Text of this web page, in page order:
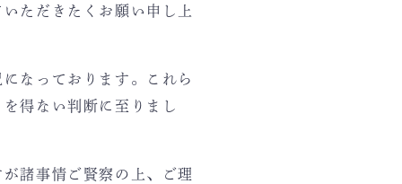
ただきたくお願い申し上
なっております。これら
得ない判断に至りまし
諸事情ご賢察の上、ご理